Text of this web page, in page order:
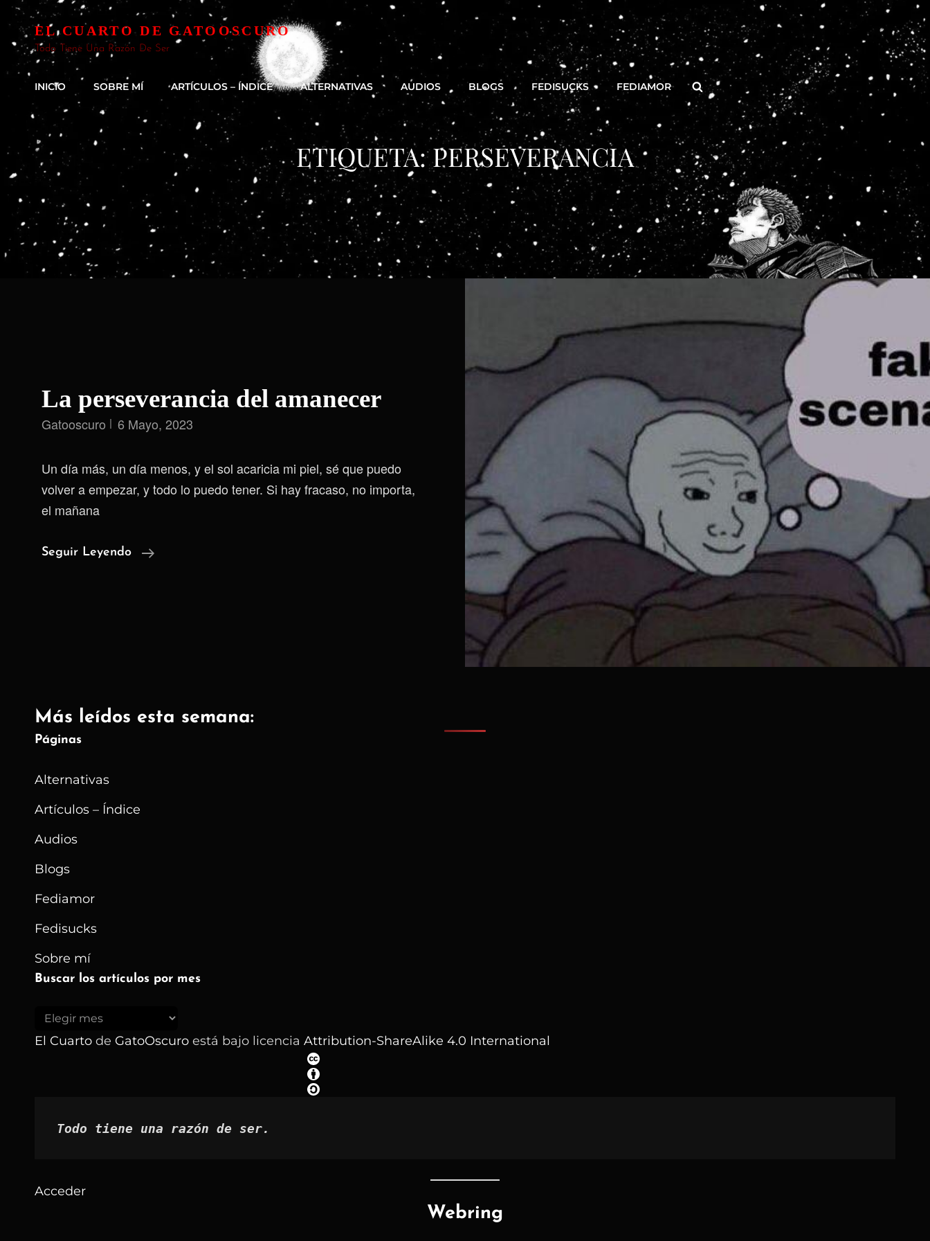
EL CUARTO DE GATOOSCURO
Todo Tiene Una Razón De Ser
INICIO SOBRE MÍ ARTÍCULOS – ÍNDICE ALTERNATIVAS AUDIOS BLOGS FEDISUCKS FEDIAMOR Buscar
ETIQUETA:PERSEVERANCIA
La perseverancia del amanecer
Gatooscuro 6 Mayo, 2023
Un día más, un día menos, y el sol acaricia mi piel, sé que puedo
volver a empezar, y todo lo puedo tener. Si hay fracaso, no importa,
el mañana
Seguir Leyendo
La
Más leídos esta semana:
Páginas
Alternativas
Artículos – Índice
Audios
Blogs
Fediamor
Fedisucks
Sobre mí
Buscar los artículos por mes
Buscar
los
El Cuarto de GatoOscuro está bajo licencia Attribution-ShareAlike 4.0 International
Todo tiene una razón de ser.
Acceder
Webring